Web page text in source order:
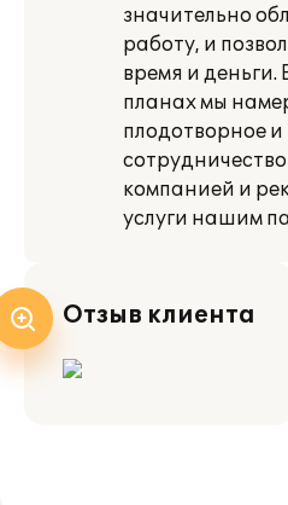
значительно
работу, и
время и
планах мы
плодотворное
компанией и
услуги нашим
Отзыв клиента